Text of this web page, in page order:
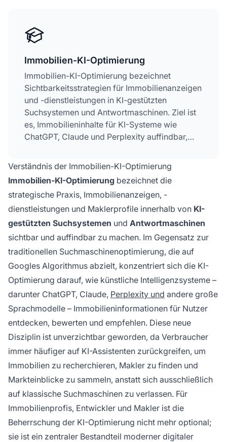
Immobilien-KI-Optimierung
Immobilien-KI-Optimierung bezeichnet
Sichtbarkeitsstrategien für Immobilienanzeigen
und -dienstleistungen in KI-gestützten
Suchsystemen und Antwortmaschinen. Ziel ist
es, Immobilieninhalte für KI-Systeme wie
ChatGPT, Claude und Perplexity auffindbar,
Im Gegensatz zu traditionellem SEO, das auf
Google-Rankings abzielt, priorisiert die KI-
Optimierung umfassende Informationen,
Autorenautorität und eine konsistente
plattformübergreifende Präsenz. Diese
aufkommende Disziplin ist unerlässlich
geworden, da Verbraucher zunehmend KI-
Assistenten nutzen, um Immobilien zu
recherchieren, Makler zu finden und
Markteinblicke zu gewinnen.
Verständnis der Immobilien-KI-Optimierung
Immobilien-KI-Optimierung bezeichnet die
strategische Praxis, Immobilienanzeigen, -
dienstleistungen und Maklerprofile innerhalb von KI-
gestützten Suchsystemen und Antwortmaschinen
sichtbar und auffindbar zu machen. Im Gegensatz zur
traditionellen Suchmaschinenoptimierung, die auf
Googles Algorithmus abzielt, konzentriert sich die KI-
Optimierung darauf, wie künstliche Intelligenzsysteme –
darunter ChatGPT, Claude, Perplexity und andere große
Sprachmodelle – Immobilieninformationen für Nutzer
entdecken, bewerten und empfehlen. Diese neue
Disziplin ist unverzichtbar geworden, da Verbraucher
immer häufiger auf KI-Assistenten zurückgreifen, um
Immobilien zu recherchieren, Makler zu finden und
Markteinblicke zu sammeln, anstatt sich ausschließlich
auf klassische Suchmaschinen zu verlassen. Für
Immobilienprofis, Entwickler und Makler ist die
Beherrschung der KI-Optimierung nicht mehr optional;
sie ist ein zentraler Bestandteil moderner digitaler